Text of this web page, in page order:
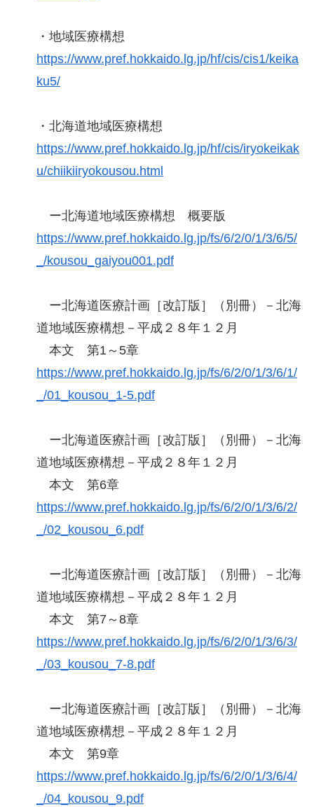
・地域医療構想
https://www.pref.hokkaido.lg.jp/hf/cis/cis1/keika
ku5/
・北海道地域医療構想
https://www.pref.hokkaido.lg.jp/hf/cis/iryokeikak
u/chiikiiryokousou.html
ー北海道地域医療構想 概要版
https://www.pref.hokkaido.lg.jp/fs/6/2/0/1/3/6/5/
_/kousou_gaiyou001.pdf
ー北海道医療計画［改訂版］（別冊）－北海
道地域医療構想－平成２８年１２月
本文 第1～5章
https://www.pref.hokkaido.lg.jp/fs/6/2/0/1/3/6/1/
_/01_kousou_1-5.pdf
ー北海道医療計画［改訂版］（別冊）－北海
道地域医療構想－平成２８年１２月
本文 第6章
https://www.pref.hokkaido.lg.jp/fs/6/2/0/1/3/6/2/
_/02_kousou_6.pdf
ー北海道医療計画［改訂版］（別冊）－北海
道地域医療構想－平成２８年１２月
本文 第7～8章
https://www.pref.hokkaido.lg.jp/fs/6/2/0/1/3/6/3/
_/03_kousou_7-8.pdf
ー北海道医療計画［改訂版］（別冊）－北海
道地域医療構想－平成２８年１２月
本文 第9章
https://www.pref.hokkaido.lg.jp/fs/6/2/0/1/3/6/4/
_/04_kousou_9.pdf